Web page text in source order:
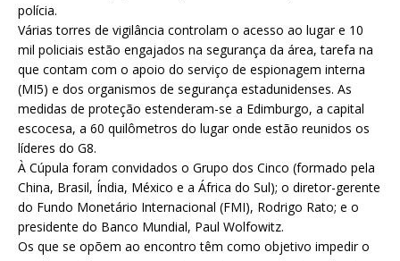
polícia.
Várias torres de vigilância controlam o acesso ao lugar e 10
mil policiais estão engajados na segurança da área, tarefa na
que contam com o apoio do serviço de espionagem interna
(MI5) e dos organismos de segurança estadunidenses. As
medidas de proteção estenderam-se a Edimburgo, a capital
escocesa, a 60 quilômetros do lugar onde estão reunidos os
líderes do G8.
À Cúpula foram convidados o Grupo dos Cinco (formado pela
China, Brasil, Índia, México e a África do Sul); o diretor-gerente
do Fundo Monetário Internacional (FMI), Rodrigo Rato; e o
presidente do Banco Mundial, Paul Wolfowitz.
Os que se opõem ao encontro têm como objetivo impedir o